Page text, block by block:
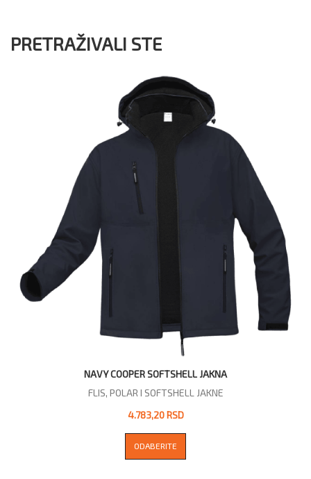
PRETRAŽIVALI STE
NAVY COOPER SOFTSHELL JAKNA
FLIS, POLAR I SOFTSHELL JAKNE
4.783,20 RSD
ODABERITE